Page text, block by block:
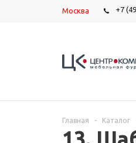
Москва +7
Главная - Каталог